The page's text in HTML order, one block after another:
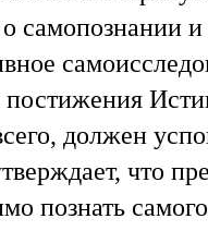
самопознании
должен
что
познать